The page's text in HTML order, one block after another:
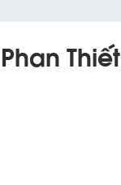
Thiết